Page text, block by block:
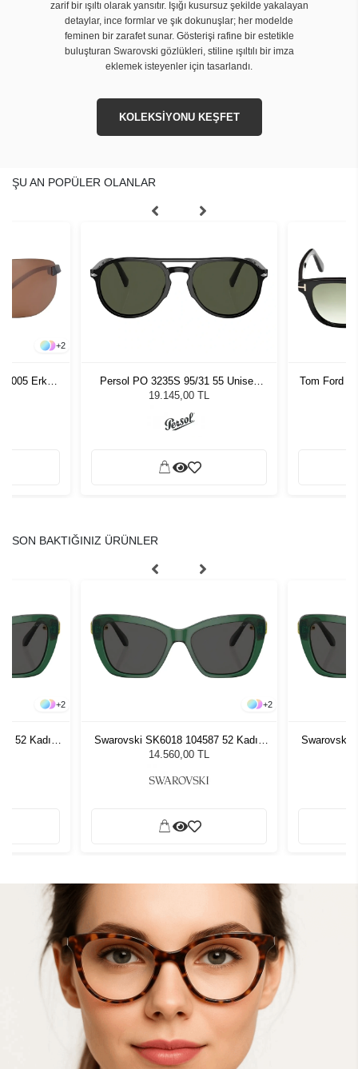
zarif bir ışıltı olarak yansıtır. Işığı kusursuz şekilde yakalayan
detaylar, ince formlar ve şık dokunuşlar; her modelde
feminen bir zarafet sunar. Gösterişi rafine bir estetikle
buluşturan Swarovski gözlükleri, stiline ışıltılı bir imza
eklemek isteyenler için tasarlandı.
KOLEKSİYONU KEŞFET
ŞU AN POPÜLER OLANLAR
+2
Erkek
Persol PO 3235S 95/31 55 Unisex
Güneş Gözlüğü
19.145,00 TL
Tom Ford
SON BAKTIĞINIZ ÜRÜNLER
+2
52 Kadın
+2
Swarovski SK6018 104587 52 Kadın
Güneş Gözlüğü
14.560,00 TL
Swarovski